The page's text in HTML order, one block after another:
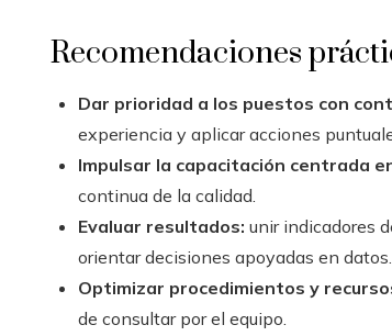
Recomendaciones
Dar prioridad a los puestos con
experiencia y aplicar acciones
Impulsar la capacitación centrada
continua de la calidad.
Evaluar resultados: unir indicadores
orientar decisiones apoyadas en datos.
Optimizar procedimientos y
de consultar por el equipo.